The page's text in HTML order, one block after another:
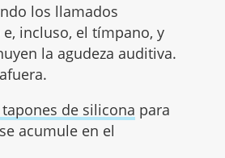
los llamados
incluso, el tímpano, y
la agudeza auditiva.
de silicona para
acumule en el